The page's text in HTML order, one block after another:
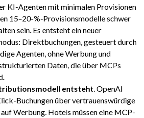
KI-Agenten mit minimalen Provisionen
15–20-%-Provisionsmodelle schwer
sein. Es entsteht ein neuer
Direktbuchungen, gesteuert durch
Agenten, ohne Werbung und
Daten, die über MCPs
entsteht. OpenAI
Buchungen über vertrauenswürdige
Werbung. Hotels müssen eine MCP-